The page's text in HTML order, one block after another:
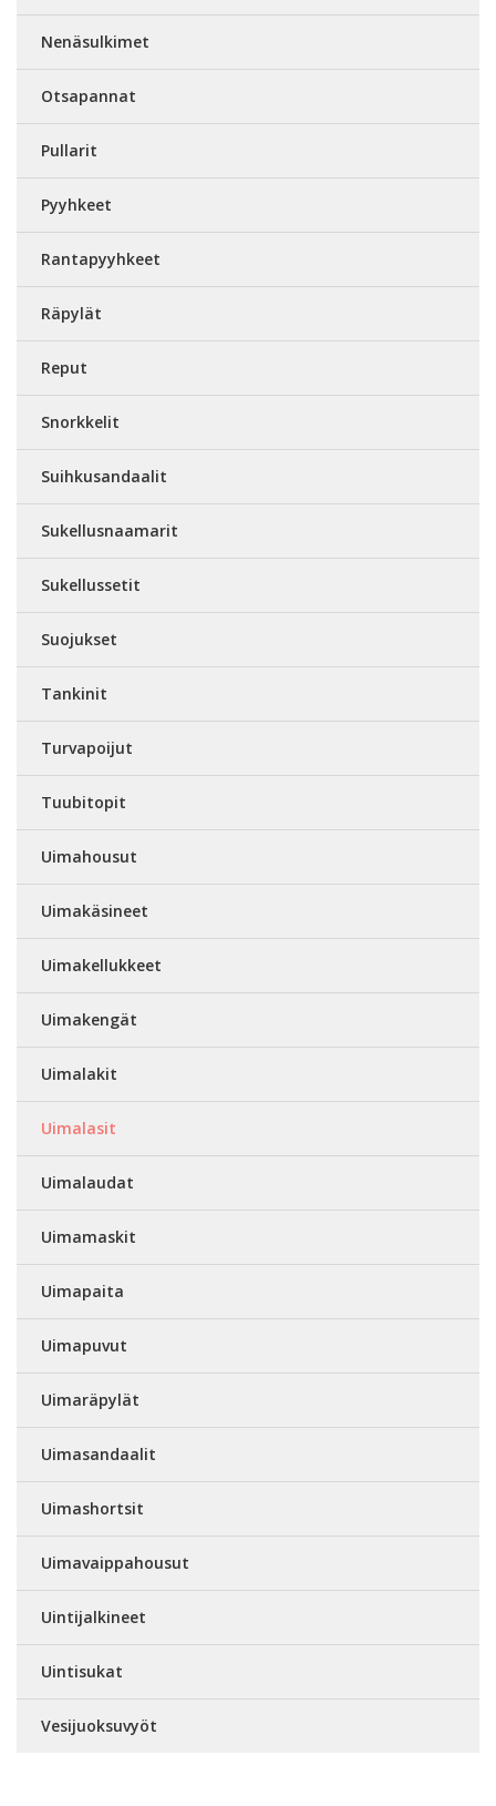
Nenäsulkimet
Otsapannat
Pullarit
Pyyhkeet
Rantapyyhkeet
Räpylät
Reput
Snorkkelit
Suihkusandaalit
Sukellusnaamarit
Sukellussetit
Suojukset
Tankinit
Turvapoijut
Tuubitopit
Uimahousut
Uimakäsineet
Uimakellukkeet
Uimakengät
Uimalakit
Uimalasit
Uimalaudat
Uimamaskit
Uimapaita
Uimapuvut
Uimaräpylät
Uimasandaalit
Uimashortsit
Uimavaippahousut
Uintijalkineet
Uintisukat
Vesijuoksuvyöt